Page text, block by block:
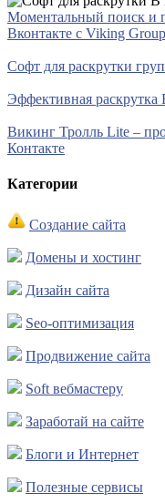
Моментальный поиск и
Вконтакте с Viking
Софт для раскрутки
Эффективная
Викинг Тролль Lite –
Контакте
Категории
Создание сайта
Домены и хостинг
Дизайн сайта
Seo-оптимизация
Продвижение сайта
Soft вебмастеру
Заработай на сайте
Блоги и Интернет
Полезные сервисы